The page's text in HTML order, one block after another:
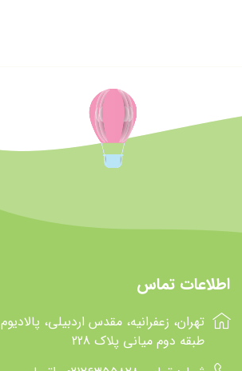
اطلاعات تماس
تهران، زعفرانیه، مقدس اردبیلی، پالادیوم
طبقه دوم میانی پلاک 228